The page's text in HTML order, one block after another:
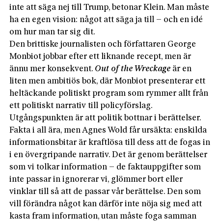
inte att säga nej till Trump, betonar Klein. Man måste
ha en egen vision: något att säga ja till – och en idé
om hur man tar sig dit.
Den brittiske journalisten och författaren George
Monbiot jobbar efter ett liknande recept, men är
ännu mer konsekvent. Out of the Wreckage är en
liten men ambitiös bok, där Monbiot presenterar ett
heltäckande politiskt program som rymmer allt från
ett politiskt narrativ till policyförslag.
Utgångspunkten är att politik bottnar i berättelser.
Fakta i all ära, men Agnes Wold får ursäkta: enskilda
informationsbitar är kraftlösa till dess att de fogas in
i en övergripande narrativ. Det är genom berättelser
som vi tolkar information – de faktauppgifter som
inte passar in ignorerar vi, glömmer bort eller
vinklar till så att de passar vår berättelse. Den som
vill förändra något kan därför inte nöja sig med att
kasta fram information, utan måste foga samman